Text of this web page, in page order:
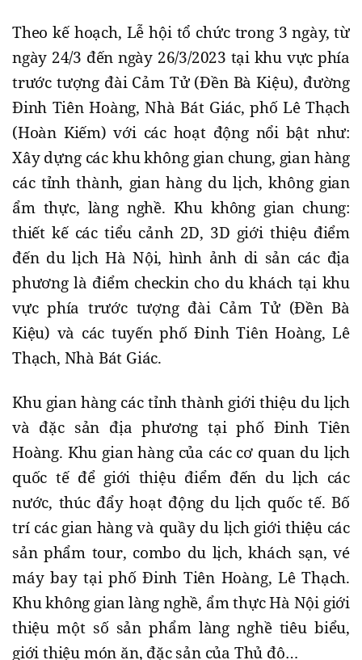
Theo kế hoạch, Lễ hội tổ chức trong 3 ngày, từ
ngày 24/3 đến ngày 26/3/2023 tại khu vực phía
trước tượng đài Cảm Tử (Đền Bà Kiệu), đường
Đinh Tiên Hoàng, Nhà Bát Giác, phố Lê Thạch
(Hoàn Kiếm) với các hoạt động nổi bật như:
Xây dựng các khu không gian chung, gian hàng
các tỉnh thành, gian hàng du lịch, không gian
ẩm thực, làng nghề. Khu không gian chung:
thiết kế các tiểu cảnh 2D, 3D giới thiệu điểm
đến du lịch Hà Nội, hình ảnh di sản các địa
phương là điểm checkin cho du khách tại khu
vực phía trước tượng đài Cảm Tử (Đền Bà
Kiệu) và các tuyến phố Đinh Tiên Hoàng, Lê
Thạch, Nhà Bát Giác.
Khu gian hàng các tỉnh thành giới thiệu du lịch
và đặc sản địa phương tại phố Đinh Tiên
Hoàng. Khu gian hàng của các cơ quan du lịch
quốc tế để giới thiệu điểm đến du lịch các
nước, thúc đẩy hoạt động du lịch quốc tế. Bố
trí các gian hàng và quầy du lịch giới thiệu các
sản phẩm tour, combo du lịch, khách sạn, vé
máy bay tại phố Đinh Tiên Hoàng, Lê Thạch.
Khu không gian làng nghề, ẩm thực Hà Nội giới
thiệu một số sản phẩm làng nghề tiêu biểu,
giới thiệu món ăn, đặc sản của Thủ đô…